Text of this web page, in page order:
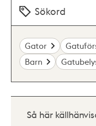
Sökord
Gator
Barn
Så här